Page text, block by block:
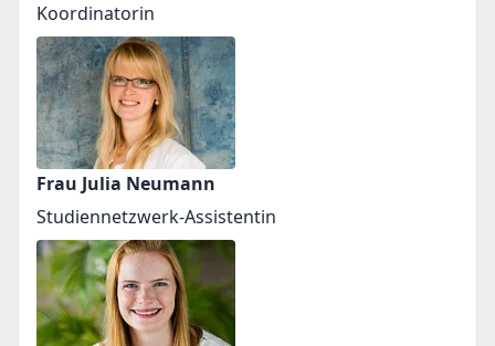
Koordinatorin
Frau Julia Neumann
Studiennetzwerk-Assistentin